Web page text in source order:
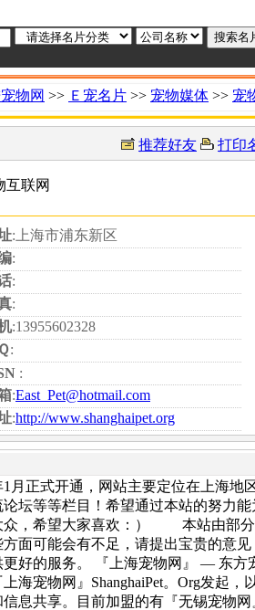
物网 >> Ｅ宠名片 >> 宠物媒体 >> 宠
推荐好友 打印
联网
:上海市浦东新区
:
:
:
:13955602328
:
:
:East_Pet@hotmail.com
:http://www.shanghaipet.org
1月正式开通，网站主要定位在上海
坛等等栏目！希望通过本站的努力
众，希望大家喜欢：） 本站由部分
面可能会有不足，请提出宝贵的意
好的服务。 『上海宠物网』 — 东方
上海宠物网』ShanghaiPet。Org发起
息共享。目前加盟的有『无锡宠物网